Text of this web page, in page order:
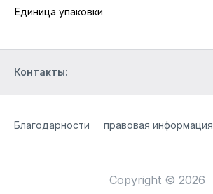
Единица упаковки
Контакты:
Site Web
[Website information]
Благодарности правовая информация
Copyright © 2026